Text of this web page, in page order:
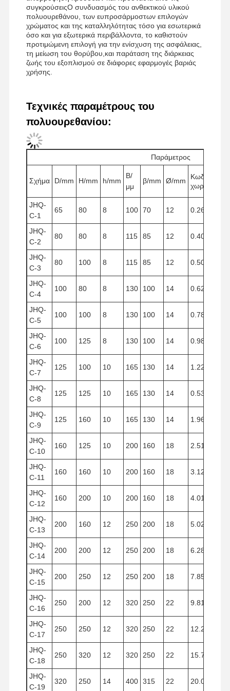
Μπλοκ τροχαλίας γερανού
Αρπαγές
Γερανός
Κινητήρας ταχυτήτων & φρένο
Ανυψωτήρας
Εξοπλισμός μεταφορών
Συσκευές ανύψωσης
Συσκευές γερανού
συγκρούσειςΟ συνδυασμός του ανθεκτικού υλικού
πολυουρεθάνου, των ευπροσάρμοστων επιλογών
χρώματος και της καταλληλότητας τόσο για εσωτερικά
όσο και για εξωτερικά περιβάλλοντα, το καθιστούν
προτιμώμενη επιλογή για την ενίσχυση της ασφάλειας,
τη μείωση του θορύβου,και παράταση της διάρκειας
ζωής του εξοπλισμού σε διάφορες εφαρμογές βαριάς
χρήσης.
Τεχνικές παραμέτρους του
πολυουρεθανίου:
Παράμετρος
Σχήμα D/mm H/mm h/mm
Β/
μμ
β/mm Ø/mm
Κωδικά
JHQ-
C-1
65 80 8 100 70 12 0.265
JHQ-
C-2
80 80 8 115 85 12 0.400
JHQ-
C-3
80 100 8 115 85 12 0.502
JHQ-
C-4
100 80 8 130 100 14 0.628
JHQ-
C-5
100 100 8 130 100 14 0.785
JHQ-
C-6
100 125 8 130 100 14 0.980
JHQ-
C-7
125 100 10 165 130 14 1.227
JHQ-
C-8
125 125 10 165 130 14 0.533
JHQ-
C-9
125 160 10 165 130 14 1.960
JHQ-
C-10
160 125 10 200 160 18 2.512
JHQ-
C-11
160 160 10 200 160 18 3.125
JHQ-
C-12
160 200 10 200 160 18 4.019
JHQ-
C-13
200 160 12 250 200 18 5.024
JHQ-
C-14
200 200 12 250 200 18 6.280
JHQ-
C-15
200 250 12 250 200 18 7.850
JHQ-
C-16
250 200 12 320 250 22 9.810
JHQ-
C-17
250 250 12 320 250 22 12.266
JHQ-
C-18
250 320 12 320 250 22 15.700
JHQ-
C-19
320 250 14 400 315 22 20.096